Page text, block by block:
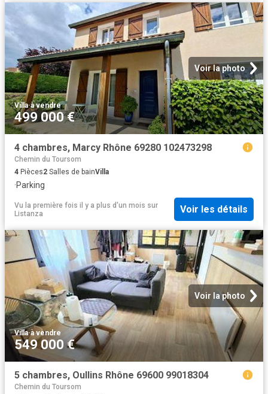
Voir la photo
Villa·à vendre
499 000 €
4 chambres, Marcy Rhône 69280 102473298
Chemin du Toursom
4 Pièces2 Salles de bainVilla
·Parking
Vu la première fois il y a plus d'un mois sur
Listanza
Voir les détails
Voir la photo
Villa·à vendre
549 000 €
5 chambres, Oullins Rhône 69600 99018304
Chemin du Toursom